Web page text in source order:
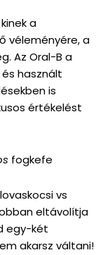
a
véleményére, a
Az Oral-B a
használt
is
értékelést
fogkefe
vs
eltávolítja
egy-két
akarsz váltani!